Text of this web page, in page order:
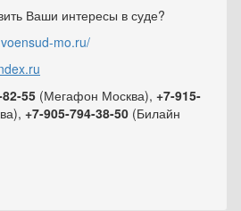
Ваши интересы в суде?
mo.ru/
55 (Мегафон Москва), +7-915-
+7-905-794-38-50 (Билайн